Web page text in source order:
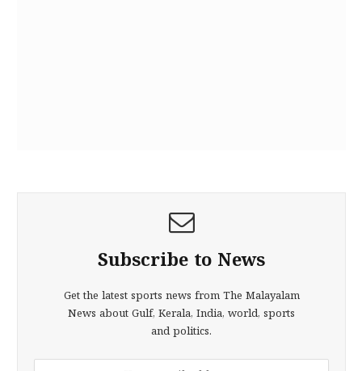
Subscribe to News
Get the latest sports news from The Malayalam
News about Gulf, Kerala, India, world, sports
and politics.